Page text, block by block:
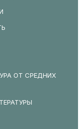
ОТ СРЕДНИХ